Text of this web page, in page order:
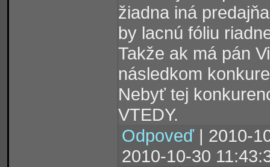
žiadna iná
by lacnú fóliu
Takže ak má pán
následkom
Nebyť tej
VTEDY.
Odpoveď | 2010-
2010-10-30